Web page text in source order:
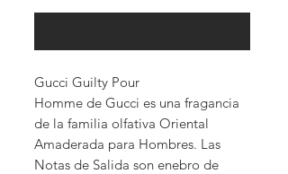
Gucci Guilty Pour
Homme de Gucci es una fragancia
de la familia olfativa Oriental
Amaderada para Hombres. Las
Notas de Salida son enebro de